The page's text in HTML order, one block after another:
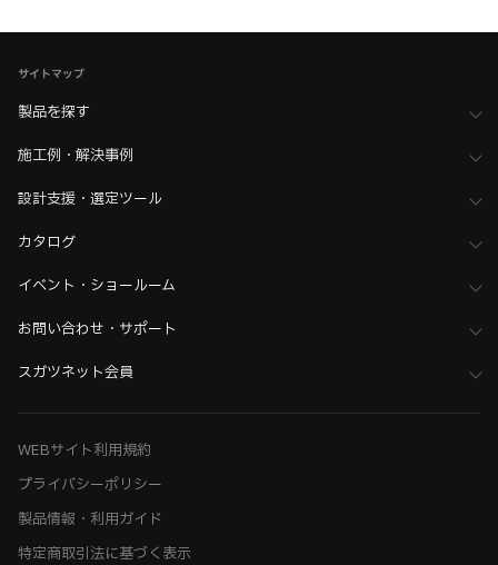
サイトマップ
製品を探す
施工例・解決事例
設計支援・選定ツール
カタログ
イベント・ショールーム
お問い合わせ・サポート
スガツネット会員
WEBサイト利用規約
プライバシーポリシー
製品情報・利用ガイド
特定商取引法に基づく表示